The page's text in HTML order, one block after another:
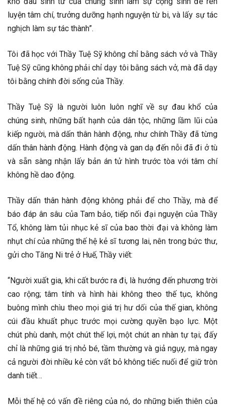
luyện tâm chí, trưởng dưỡng hạnh nguyện từ bi, và lấy sự tác
nghịch làm sự tác thành”.
Tôi đã học với Thầy Tuệ Sỹ không chỉ bằng sách vở và Thầy
Tuệ Sỹ cũng không phải chỉ dạy tôi bằng sách vở, mà đã dạy
tôi bằng chính đời sống của Thầy.
Thầy Tuệ Sỹ là người luôn luôn nghĩ về sự đau khổ của
chúng sinh, những bất hạnh của dân tộc, những lầm lũi của
kiếp người, mà dấn thân hành động, như chính Thầy đã từng
dấn thân hành động. Hành động và gan dạ đến nỗi đã đi ở tù
và sẵn sàng nhận lấy bản án tử hình trước tòa với tâm chí
không hề dao động.
Thầy dấn thân hành động không phải để cho Thầy, mà để
báo đáp ân sâu của Tam bảo, tiếp nối đại nguyện của Thầy
Tổ, không làm tủi nhục kẻ sĩ của bao thời đại và không làm
nhụt chí của những thế hệ kẻ sĩ tương lai, nên trong bức thư,
gửi cho Tăng Ni trẻ ở Huế, Thầy viết:
“Người xuất gia, khi cất bước ra đi, là hướng đến phương trời
cao rộng; tâm tính và hình hài không theo thế tục, không
buông mình chìu theo mọi giá trị hư dối của thế gian, không
cúi đầu khuất phục trước mọi cường quyền bạo lực. Một
chút phù danh, một chút thế lợi, một chút an nhàn tự tại; đấy
chỉ là những giá trị nhỏ bé, tầm thường và giả ngụy, mà ngay
cả người đời nhiều kẻ còn vất bỏ không tiếc nuối để giữ tròn
danh tiết…
Mỗi thế hệ có vấn đề riêng của nó, do những biến thiên của